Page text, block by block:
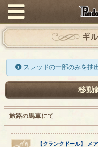
ギ
スレッドの一部のみを抽
移動
旅路の馬車にて
【クランクドール】 メ